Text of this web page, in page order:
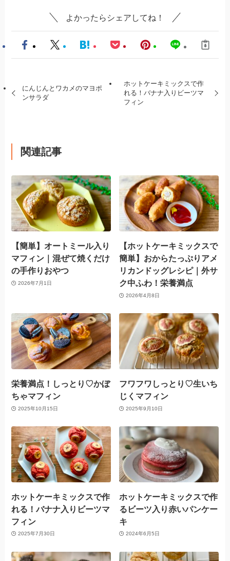
よかったらシェアしてね！
にんじんとワカメのマヨポ
ンサラダ
ホットケーキミックスで作
れる！バナナ入りビーツマ
フィン
関連記事
【簡単】オートミール入り
マフィン｜混ぜて焼くだけ
の手作りおやつ
2026年7月1日
【ホットケーキミックスで
簡単】おからたっぷりアメ
リカンドッグレシピ｜外サ
ク中ふわ！栄養満点
2026年4月8日
栄養満点！しっとり♡かぼ
ちゃマフィン
2025年10月15日
フワフワしっとり♡生いち
じくマフィン
2025年9月10日
ホットケーキミックスで作
れる！バナナ入りビーツマ
フィン
2025年7月30日
ホットケーキミックスで作
るビーツ入り赤いパンケー
キ
2024年6月5日